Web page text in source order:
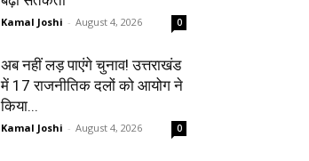
Kamal Joshi - August 4, 2026 0
अब नहीं लड़ पाएंगे चुनाव! उत्तराखंड
में 17 राजनीतिक दलों को आयोग ने
किया...
Kamal Joshi - August 4, 2026 0